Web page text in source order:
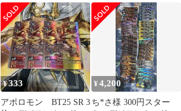
レル][SR][EX5-014]
¥333
アポロモン BT25 SR 3
¥4,200
ち*さ様 300円スター